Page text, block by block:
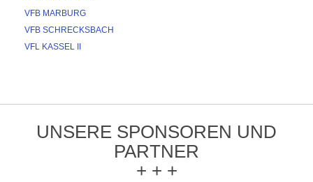
VFB MARBURG
VFB SCHRECKSBACH
VFL KASSEL II
UNSERE SPONSOREN UND
PARTNER
+ + +